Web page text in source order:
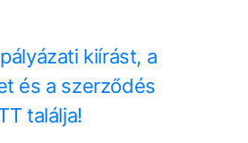
kiírást, a
és a szerződés
találja!